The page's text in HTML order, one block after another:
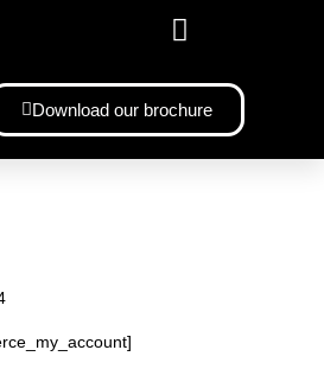
Download our brochure